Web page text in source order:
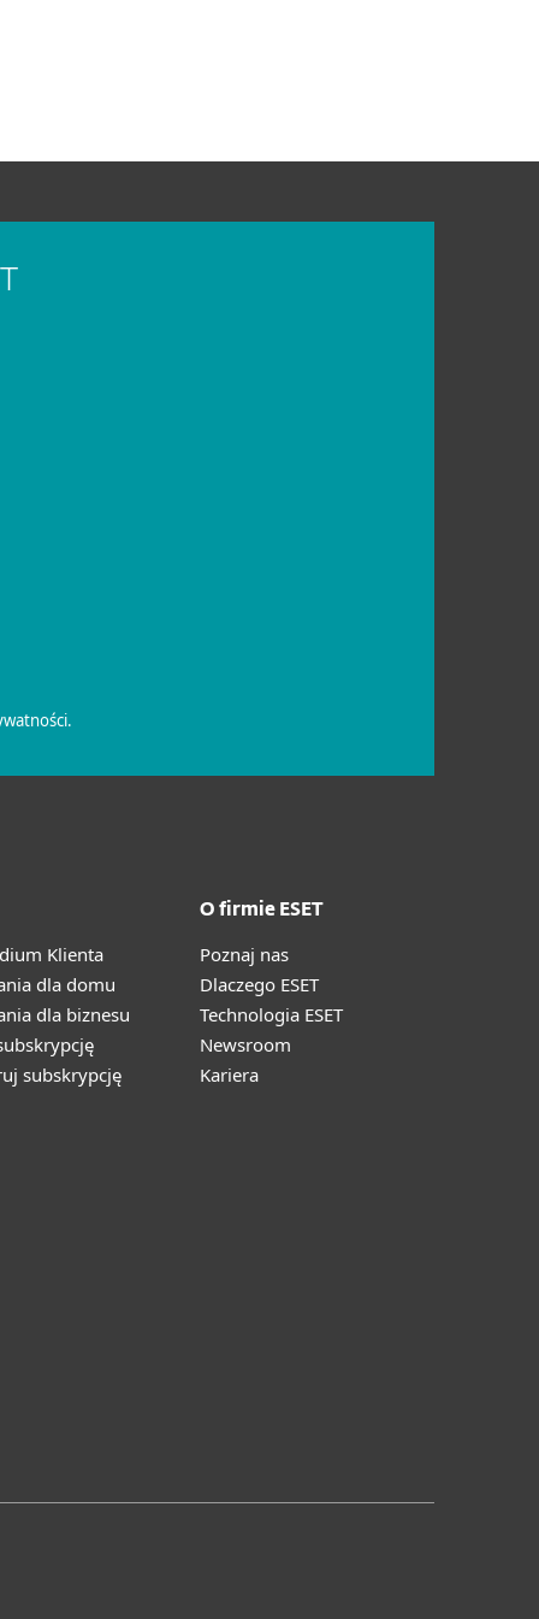
Klienta
dla domu
dla biznesu
subskrypcję
O firmie ESET
Poznaj nas
Dlaczego ESET
Technologia ESET
Newsroom
Kariera